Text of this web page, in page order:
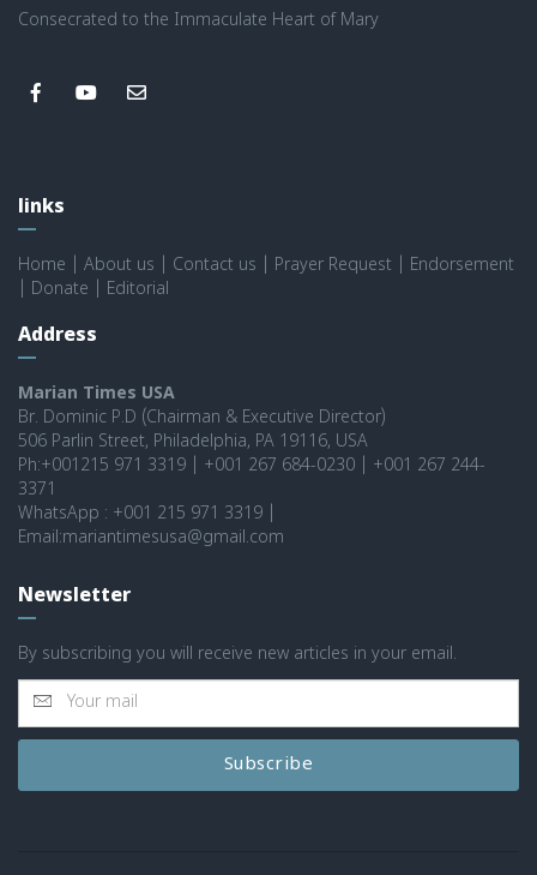
Consecrated to the Immaculate Heart of Mary
links
Home About us Contact us Prayer Request
Endorsement
Donate Editorial
Address
Marian Times USA
Br. Dominic P.D (Chairman & Executive Director)
506 Parlin Street, Philadelphia, PA 19116, USA
Ph:+001215 971 3319 | +001 267 684-0230 | +001 267 244-
3371
WhatsApp : +001 215 971 3319 |
Email:mariantimesusa@gmail.com
Newsletter
By subscribing you will receive new articles in your email.
Subscribe